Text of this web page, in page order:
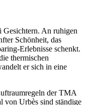
An ruhigen
Schönheit, das
Erlebnisse schenkt.
thermischen
er sich in eine
der TMA
von Urbès sind ständige